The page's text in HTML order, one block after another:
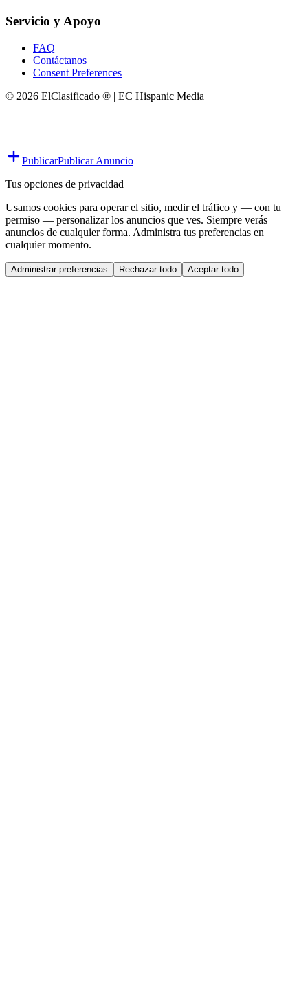
Servicio y Apoyo
FAQ
Contáctanos
Consent Preferences
© 2026 ElClasificado ® | EC Hispanic Media
PublicarPublicar Anuncio
Tus opciones de privacidad
Usamos cookies para operar el sitio, medir el tráfico y — con tu
permiso — personalizar los anuncios que ves. Siempre verás
anuncios de cualquier forma. Administra tus preferencias en
cualquier momento.
Administrar preferencias Rechazar todo Aceptar todo